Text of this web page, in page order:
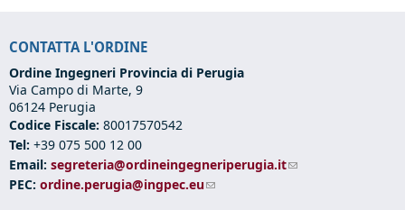
CONTATTA L'ORDINE
Ordine Ingegneri Provincia di Perugia
Via Campo di Marte, 9
06124 Perugia
Codice Fiscale: 80017570542
Tel: +39 075 500 12 00
Email: segreteria@ordineingegneriperugia.it(link sends e-mail)
PEC: ordine.perugia@ingpec.eu(link sends e-mail)